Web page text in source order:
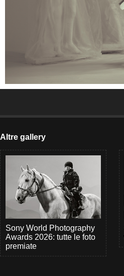
Altre gallery
Sony World Photography
Awards 2026: tutte le foto
premiate